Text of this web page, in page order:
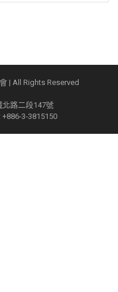
| All Rights Reserved
路二段147號
+886-3-3815150